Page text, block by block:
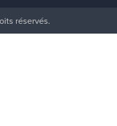
réservés.